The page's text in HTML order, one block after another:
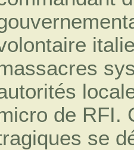
de RFI.
se